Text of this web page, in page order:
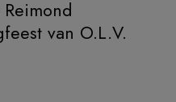
van O.L.V.